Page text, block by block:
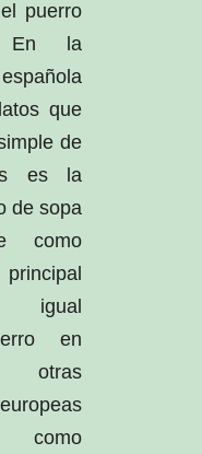
puerro
En la
que
de
es la
de sopa
como
igual
en
otras